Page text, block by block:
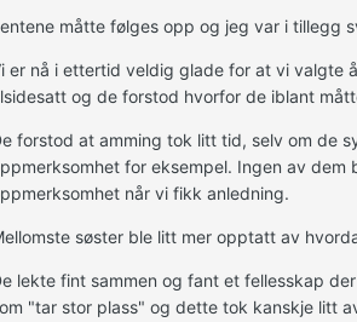
måtte følges opp og jeg var i tillegg
er nå i ettertid veldig glade for at vi valgte
og de forstod hvorfor de iblant
forstod at amming tok litt tid, selv om de
for eksempel. Ingen av
når vi fikk anledning.
søster ble litt mer opptatt av
lekte fint sammen og fant et fellesskap
"tar stor plass" og dette tok kanskje litt